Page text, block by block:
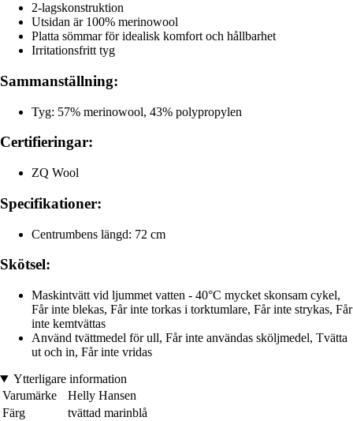
2-lagskonstruktion
Utsidan är 100% merinowool
Platta sömmar för idealisk komfort och hållbarhet
Irritationsfritt tyg
Sammanställning:
Tyg: 57% merinowool, 43% polypropylen
Certifieringar:
ZQ Wool
Specifikationer:
Centrumbens längd: 72 cm
Skötsel:
Maskintvätt vid ljummet vatten - 40°C mycket skonsam cykel,
Får inte blekas, Får inte torkas i torktumlare, Får inte strykas, Får
inte kemtvättas
Använd tvättmedel för ull, Får inte användas sköljmedel, Tvätta
ut och in, Får inte vridas
Ytterligare information
Varumärke
Helly Hansen
Färg
tvättad marinblå